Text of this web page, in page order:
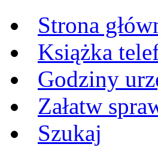
Strona
Książka
Godziny
Załatw
Szukaj